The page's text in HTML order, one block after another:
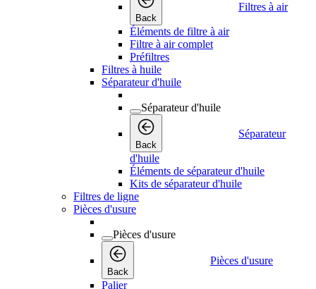
Back
Filtres à air
Éléments de filtre à air
Filtre à air complet
Préfiltres
Filtres à huile
Séparateur d'huile
Séparateur d'huile
Back
Séparateur
d'huile
Éléments de séparateur d'huile
Kits de séparateur d'huile
Filtres de ligne
Pièces d'usure
Pièces d'usure
Back
Pièces d'usure
Palier